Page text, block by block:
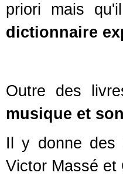
priori mais
dictionnaire
Outre des
musique et
Il y donne des
Victor Massé et